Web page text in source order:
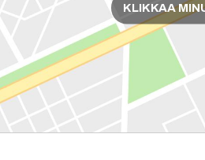
KLIKKAA